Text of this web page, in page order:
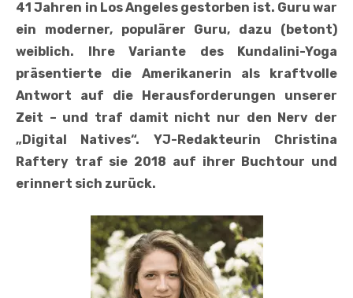
41 Jahren in Los Angeles gestorben ist. Guru war
ein moderner, populärer Guru, dazu (betont)
weiblich. Ihre Variante des Kundalini-Yoga
präsentierte die Amerikanerin als kraftvolle
Antwort auf die Herausforderungen unserer
Zeit – und traf damit nicht nur den Nerv der
„Digital Natives“. YJ-Redakteurin Christina
Raftery traf sie 2018 auf ihrer Buchtour und
erinnert sich zurück.